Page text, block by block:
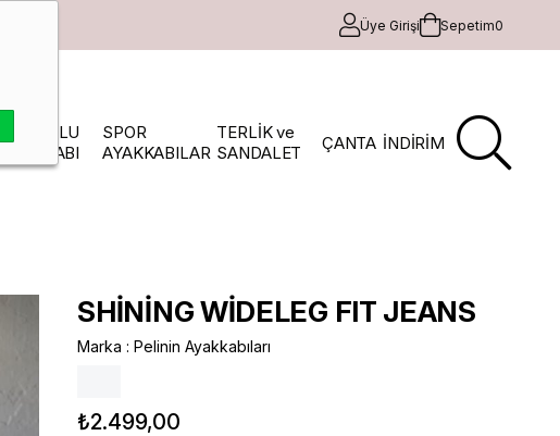
Üye Girişi Sepetim0
TOPUKLU
AYAKKABI
SPOR
AYAKKABILAR
TERLİK ve
SANDALET
ÇANTA İNDİRİM
SHİNİNG WİDELEG FIT JEANS
Marka : Pelinin Ayakkabıları
₺2.499,00